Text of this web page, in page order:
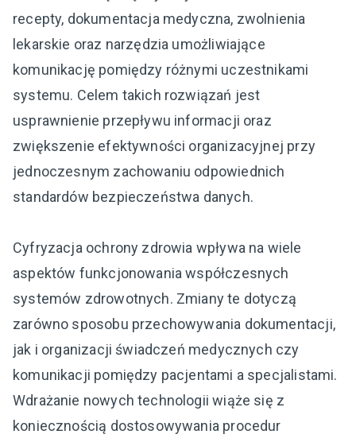
recepty, dokumentacja medyczna, zwolnienia
lekarskie oraz narzędzia umożliwiające
komunikację pomiędzy różnymi uczestnikami
systemu. Celem takich rozwiązań jest
usprawnienie przepływu informacji oraz
zwiększenie efektywności organizacyjnej przy
jednoczesnym zachowaniu odpowiednich
standardów bezpieczeństwa danych.
Cyfryzacja ochrony zdrowia wpływa na wiele
aspektów funkcjonowania współczesnych
systemów zdrowotnych. Zmiany te dotyczą
zarówno sposobu przechowywania dokumentacji,
jak i organizacji świadczeń medycznych czy
komunikacji pomiędzy pacjentami a specjalistami.
Wdrażanie nowych technologii wiąże się z
koniecznością dostosowywania procedur